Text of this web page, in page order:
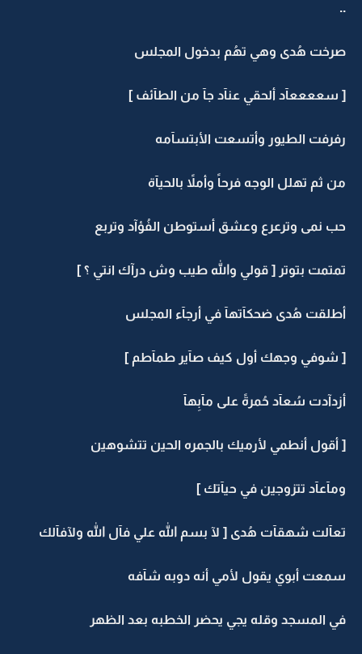
..
صرخت هُدى وهي تهُم بدخول المجلس
[ سععععآد ألحقي عنآد جآ من الطآئف ]
رفرفت الطيور وأتسعت الأبتسآمه
من ثم تهلل الوجه فرحاً وأملاً بالحيآة
حب نمى وترعرع وعشق أستوطن الفُؤآد وتربع
تمتمت بتوتر [ قولي والله طيب وش درآك انتي ؟ ]
أطلقت هُدى ضحكآتهآ في أرجآء المجلس
[ شوفي وجهك أول كيف صآير طمآطم ]
أزدآدت سُعآد حُمرةً على مآبِهآ
[ أقول أنطمي لأرميك بالجمره الحين تتشوهين
ومآعآد تتزوجين في حيآتك ]
تعآلت شهقآت هُدى [ لآ بسم الله علي فآل الله ولآفآلك
سمعت أبوي يقول لأمي أنه دوبه شآفه
في المسجد وقله يجي يحضر الخطبه بعد الظهر